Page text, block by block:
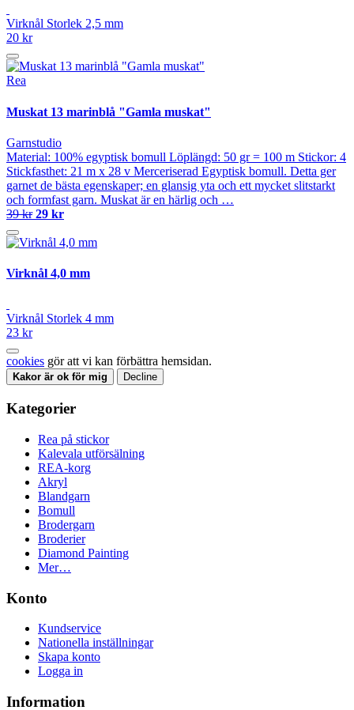
Virknål Storlek 2,5 mm
20 kr
Rea
Muskat 13 marinblå "Gamla muskat"
Garnstudio
Material: 100% egyptisk bomull Löplängd: 50 gr = 100 m Stickor: 4
Stickfasthet: 21 m x 28 v Merceriserad Egyptisk bomull. Detta ger
garnet de bästa egenskaper; en glansig yta och ett mycket slitstarkt
och formfast garn. Muskat är en härlig och …
39 kr 29 kr
Virknål 4,0 mm
Virknål Storlek 4 mm
23 kr
cookies gör att vi kan förbättra hemsidan.
Kakor är ok för mig Decline
Kategorier
Rea på stickor
Kalevala utförsälning
REA-korg
Akryl
Blandgarn
Bomull
Brodergarn
Broderier
Diamond Painting
Mer…
Konto
Kundservice
Nationella inställningar
Skapa konto
Logga in
Information